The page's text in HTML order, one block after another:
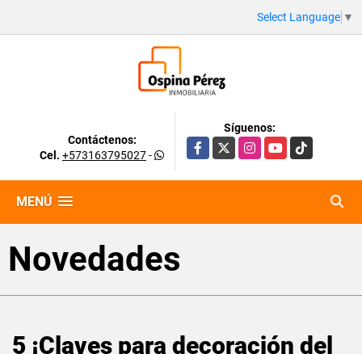
Select Language ▼
Contáctenos:
Cel. +573163795027-
Síguenos:
Facebook
X InstagramYouTubeTikTok
MENÚ
Novedades
5 ¡Claves para decoración del